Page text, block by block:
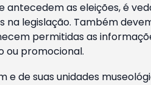
antecedem as eleições, é
na legislação. Também
permitidas as
ou promocional.
e de suas unidades